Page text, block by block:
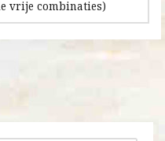
vrije combinaties)